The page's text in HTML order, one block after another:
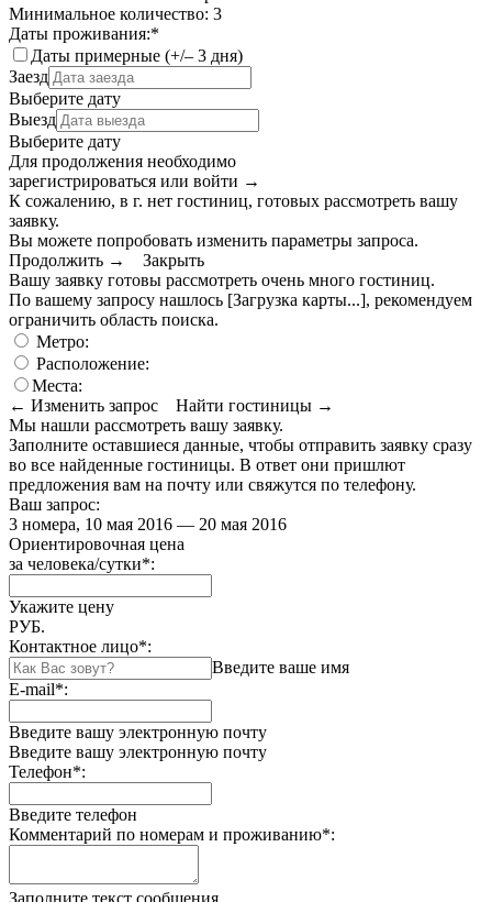
Минимальное количество: 3
Даты проживания:*
Даты примерные (+/– 3 дня)
Заезд
Выберите дату
Выезд
Выберите дату
Для продолжения необходимо
зарегистрироваться или войти →
К сожалению, в г. нет гостиниц, готовых рассмотреть вашу
заявку.
Вы можете попробовать изменить параметры запроса.
Продолжить →
Закрыть
Вашу заявку готовы рассмотреть очень много гостиниц.
По вашему запросу нашлось [Загрузка карты...], рекомендуем
ограничить область поиска.
Метро:
Расположение:
Места:
← Изменить запрос
Найти гостиницы →
Мы нашли рассмотреть вашу заявку.
Заполните оставшиеся данные, чтобы отправить заявку сразу
во все найденные гостиницы. В ответ они пришлют
предложения вам на почту или свяжутся по телефону.
Ваш запрос:
3 номера, 10 мая 2016 — 20 мая 2016
Ориентировочная цена
за человека/сутки*:
Укажите цену
РУБ.
Контактное лицо*:
Введите ваше имя
E-mail*:
Введите вашу электронную почту
Введите вашу электронную почту
Телефон*:
Введите телефон
Комментарий по номерам и проживанию*:
Заполните текст сообщения